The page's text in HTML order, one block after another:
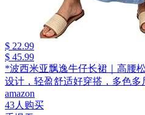
$ 22.99
$ 45.99
*波西米亚飘逸牛仔长裙｜高腰
设计，轻盈舒适好穿搭，多色多
amazon
43人购买